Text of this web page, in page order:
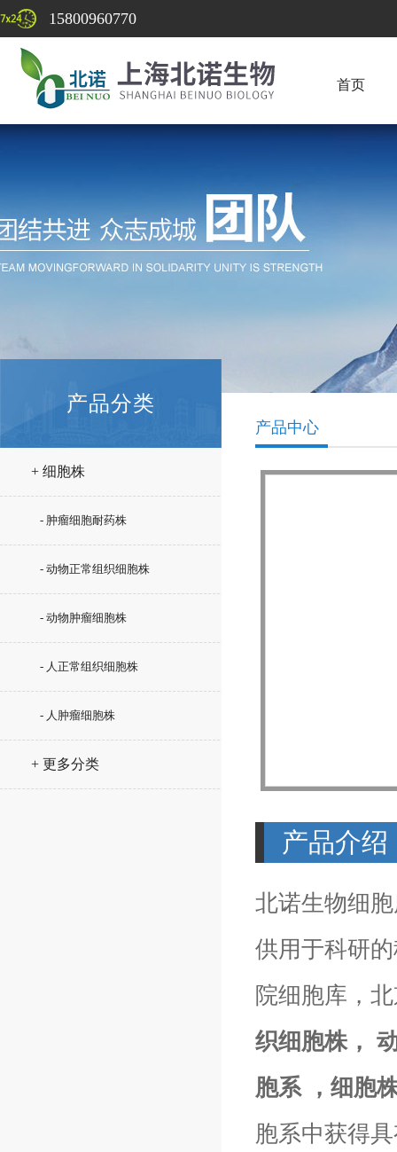
15800960770
首页
产品分类
+ 细胞株
- 肿瘤细胞耐药株
- 动物正常组织细胞株
- 动物肿瘤细胞株
- 人正常组织细胞株
- 人肿瘤细胞株
+ 更多分类
产品中心
产品介绍
北诺生物细
供用于科研
院细胞库，
织细胞株，
胞系 ，细胞
胞系中获得